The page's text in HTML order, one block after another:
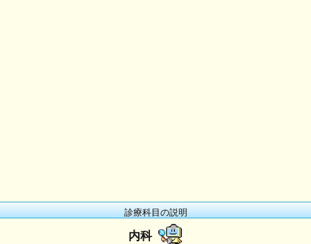
診療科目の説明
内科